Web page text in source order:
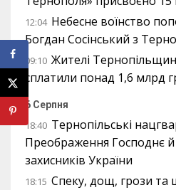
12:04 Небесне воїнство
Богдан Сосінський з
09:10 Жителі
сплатили понад 1,6 млрд
6 Серпня
18:40 Тернопільські
Преображення Господнє
захисників України
18:15 Спеку, дощ, грози та